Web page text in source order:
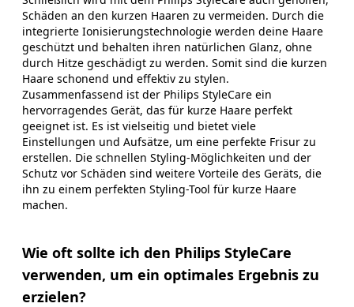
Schäden an den kurzen Haaren zu vermeiden. Durch die
integrierte Ionisierungstechnologie werden deine Haare
geschützt und behalten ihren natürlichen Glanz, ohne
durch Hitze geschädigt zu werden. Somit sind die kurzen
Haare schonend und effektiv zu stylen.
Zusammenfassend ist der Philips StyleCare ein
hervorragendes Gerät, das für kurze Haare perfekt
geeignet ist. Es ist vielseitig und bietet viele
Einstellungen und Aufsätze, um eine perfekte Frisur zu
erstellen. Die schnellen Styling-Möglichkeiten und der
Schutz vor Schäden sind weitere Vorteile des Geräts, die
ihn zu einem perfekten Styling-Tool für kurze Haare
machen.
Wie oft sollte ich den Philips StyleCare
verwenden, um ein optimales Ergebnis zu
erzielen?